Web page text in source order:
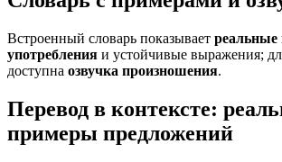
Встроенный словарь показывает
употребления и устойчивые выражения;
доступна озвучка произношения.
Перевод в контексте:
примеры предложений